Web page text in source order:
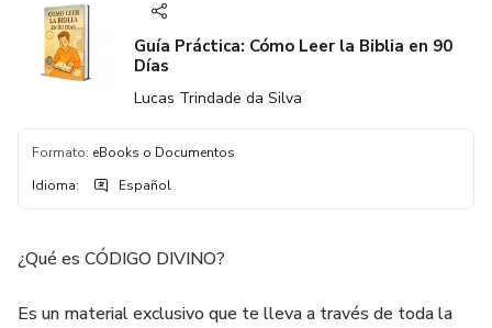
Guía Práctica: Cómo Leer la Biblia en 90
Días
Lucas Trindade da Silva
Formato: eBooks o Documentos
Idioma: Español
¿Qué es CÓDIGO DIVINO?
Es un material exclusivo que te lleva a través de toda la